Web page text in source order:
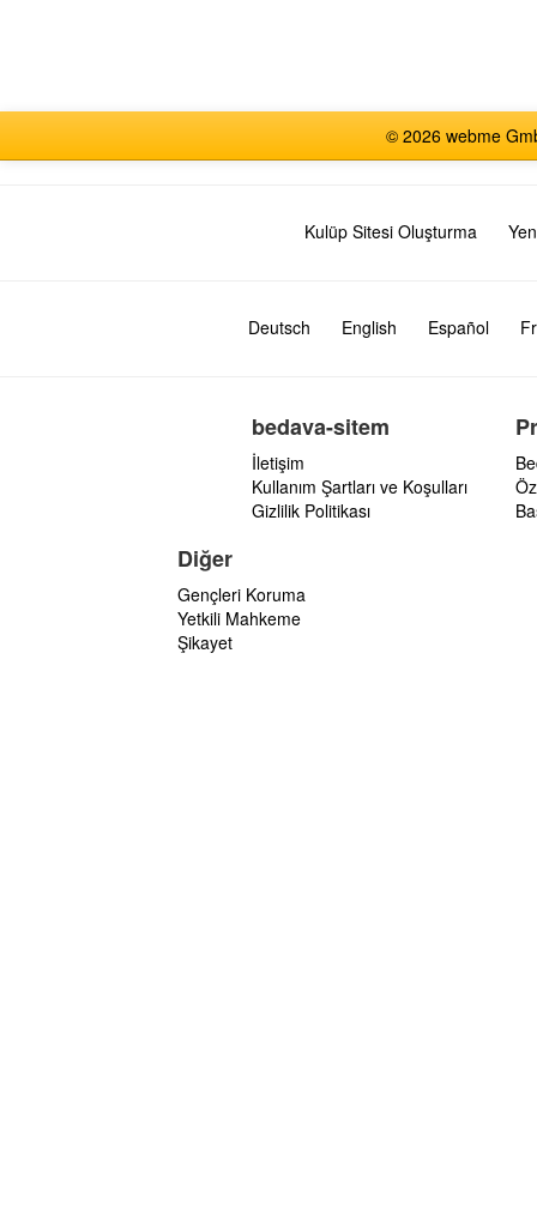
© 2026 webme
Kulüp Sitesi Oluşturma
Deutsch English Español
bedava-sitem
İletişim
Kullanım Şartları ve Koşulları
Gizlilik Politikası
Diğer
Gençleri Koruma
Yetkili Mahkeme
Şikayet